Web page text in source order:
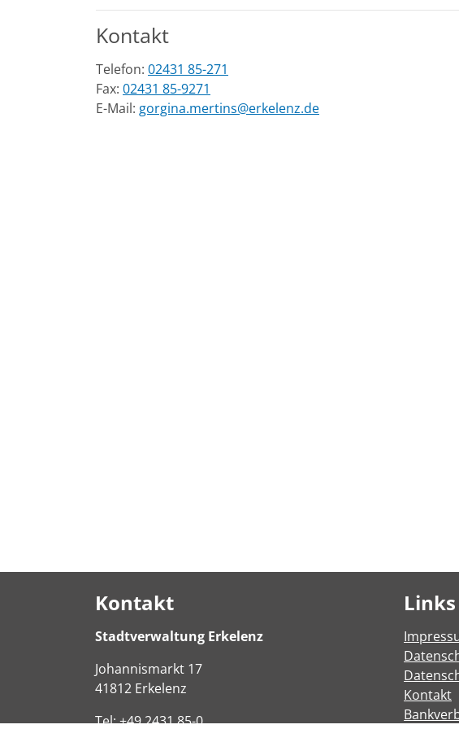
Kontakt
Telefon: 02431 85-271
Fax: 02431 85-9271
E-Mail: gorgina.mertins@erkelenz.de
Kontakt
Stadtverwaltung Erkelenz
Johannismarkt 17
41812 Erkelenz
Tel:+49 2431 85-0
Links
Kontakt